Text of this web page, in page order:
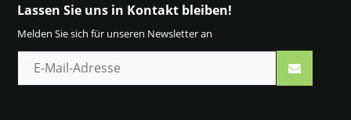
Lassen Sie uns in Kontakt bleiben!
Melden Sie sich für unseren Newsletter an